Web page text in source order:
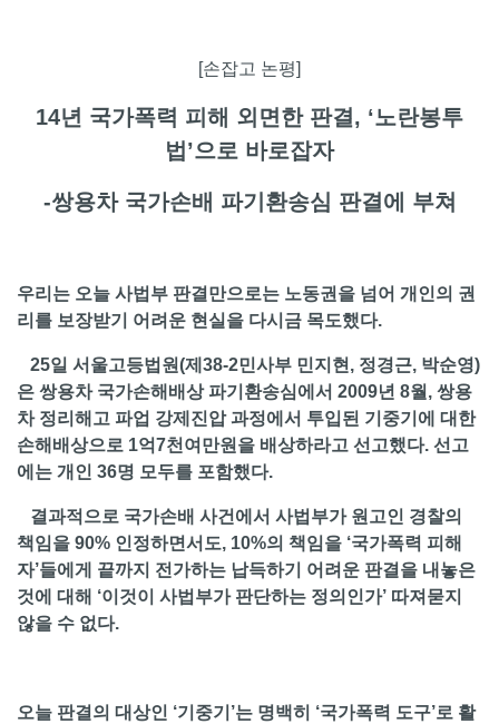
[손잡고 논평]
14년 국가폭력 피해 외면한 판결, ‘노란봉투
법’으로 바로잡자
-쌍용차 국가손배 파기환송심 판결에 부쳐
우리는 오늘 사법부 판결만으로는 노동권을 넘어 개인의 권
리를 보장받기 어려운 현실을 다시금 목도했다.
25일 서울고등법원(제38-2민사부 민지현, 정경근, 박순영)
은 쌍용차 국가손해배상 파기환송심에서 2009년 8월, 쌍용
차 정리해고 파업 강제진압 과정에서 투입된 기중기에 대한
손해배상으로 1억7천여만원을 배상하라고 선고했다. 선고
에는 개인 36명 모두를 포함했다.
결과적으로 국가손배 사건에서 사법부가 원고인 경찰의
책임을 90% 인정하면서도, 10%의 책임을 ‘국가폭력 피해
자’들에게 끝까지 전가하는 납득하기 어려운 판결을 내놓은
것에 대해 ‘이것이 사법부가 판단하는 정의인가’ 따져묻지
않을 수 없다.
오늘 판결의 대상인 ‘기중기’는 명백히 ‘국가폭력 도구’로 활